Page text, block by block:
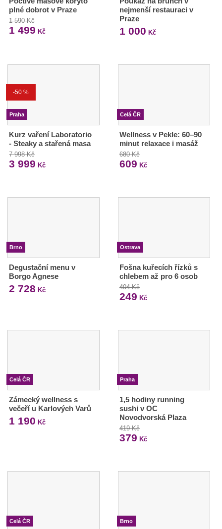
plné dobrot v Praze
1 590 Kč
1 499 Kč
nejmenší restauraci v
Praze
1 000 Kč
-50 %
Praha
Kurz vaření Laboratorio
- Steaky a stařená masa
7 998 Kč
3 999 Kč
Celá ČR
Wellness v Pekle: 60–90
minut relaxace i masáž
680 Kč
609 Kč
Brno
Degustační menu v
Borgo Agnese
2 728 Kč
Ostrava
Fošna kuřecích řízků s
chlebem až pro 6 osob
404 Kč
249 Kč
Celá ČR
Zámecký wellness s
večeří u Karlových Varů
1 190 Kč
Praha
1,5 hodiny running
sushi v OC
Novodvorská Plaza
419 Kč
379 Kč
Celá ČR Brno